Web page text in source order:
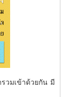
วมเข้าด้วยกัน มี